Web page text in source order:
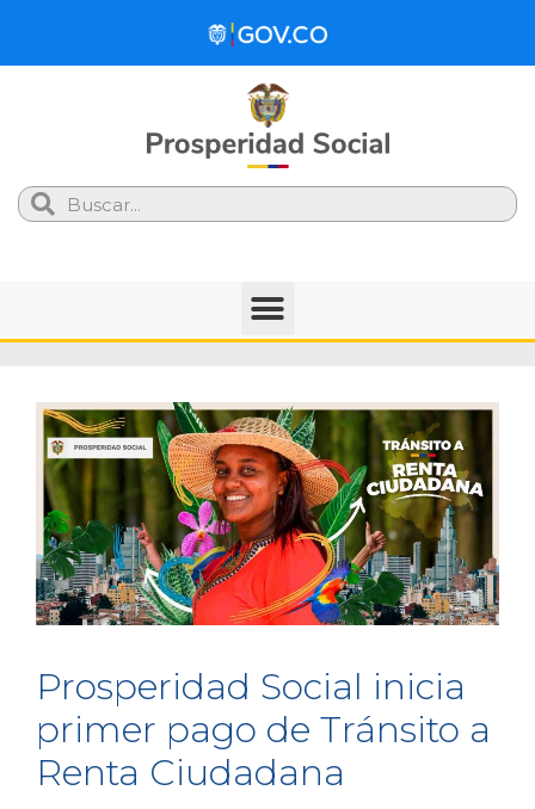
Search
Prosperidad Social inicia
primer pago de Tránsito a
Renta Ciudadana